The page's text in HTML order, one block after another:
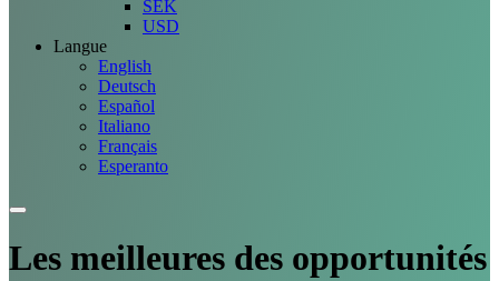
SEK
USD
Langue
English
Deutsch
Español
Italiano
Français
Esperanto
Les meilleures des opportunités